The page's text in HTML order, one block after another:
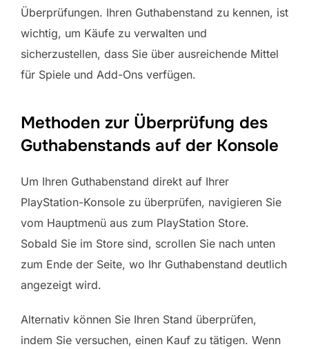
Überprüfungen. Ihren Guthabenstand zu kennen, ist
wichtig, um Käufe zu verwalten und
sicherzustellen, dass Sie über ausreichende Mittel
für Spiele und Add-Ons verfügen.
Methoden zur Überprüfung des
Guthabenstands auf der Konsole
Um Ihren Guthabenstand direkt auf Ihrer
PlayStation-Konsole zu überprüfen, navigieren Sie
vom Hauptmenü aus zum PlayStation Store.
Sobald Sie im Store sind, scrollen Sie nach unten
zum Ende der Seite, wo Ihr Guthabenstand deutlich
angezeigt wird.
Alternativ können Sie Ihren Stand überprüfen,
indem Sie versuchen, einen Kauf zu tätigen. Wenn